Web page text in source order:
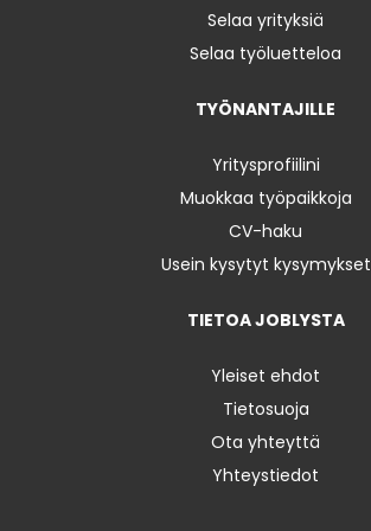
Selaa yrityksiä
Selaa työluetteloa
TYÖNANTAJILLE
Yritysprofiilini
Muokkaa työpaikkoja
CV-haku
Usein kysytyt kysymykset
TIETOA JOBLYSTA
Yleiset ehdot
Tietosuoja
Ota yhteyttä
Yhteystiedot